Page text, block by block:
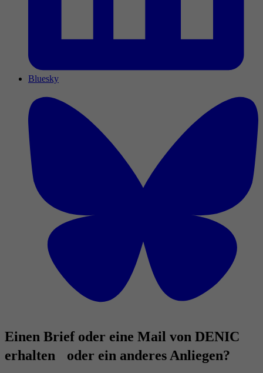
Bluesky
Einen Brief oder eine Mail von DENIC
erhalten oder ein anderes Anliegen?